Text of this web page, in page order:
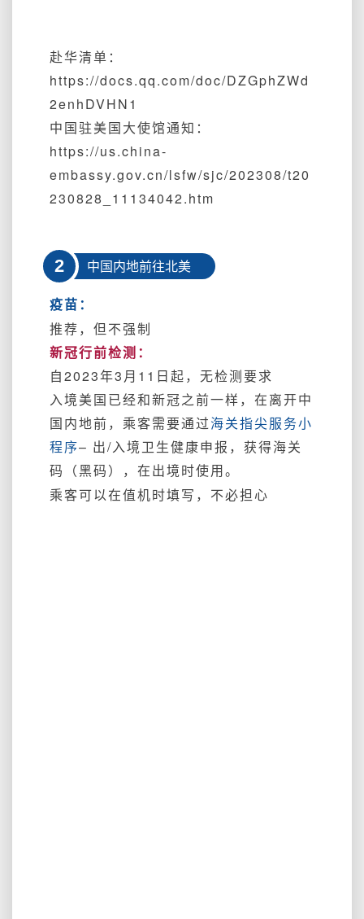
赴华清单：
https://docs.qq.com/doc/DZGphZWd
2enhDVHN1
中国驻美国大使馆通知：
https://us.china-
embassy.gov.cn/lsfw/sjc/202308/t20
230828_11134042.htm
2 中国内地前往北美
疫苗：
推荐，但不强制
新冠行前检测：
自2023年3月11日起，无检测要求
入境美国已经和新冠之前一样，在离开中
国内地前， 乘客需要通过海关指尖服务小
程序– 出/入境卫生健康申报，获得海关
码（黑码），在出境时使用。
乘客可以在值机时填写，不必担心